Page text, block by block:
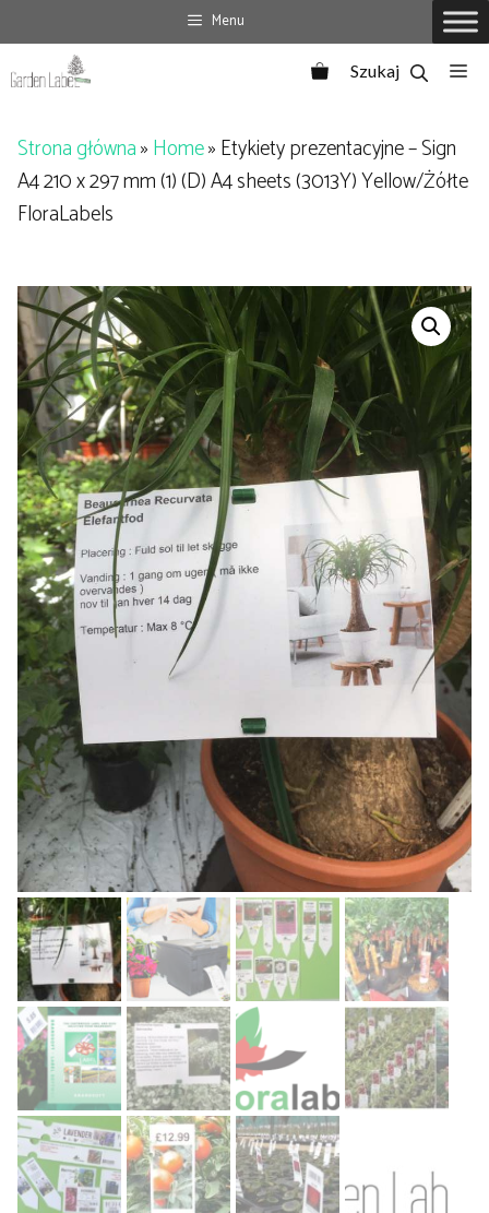
do
treści
Menu
Strona główna»Home»Etykiety prezentacyjne – Sign
A4 210 x 297 mm (1) (D) A4 sheets (3013Y) Yellow/Żółte
FloraLabels